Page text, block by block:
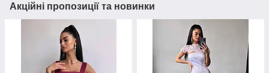
Акційні пропозиції та новинки